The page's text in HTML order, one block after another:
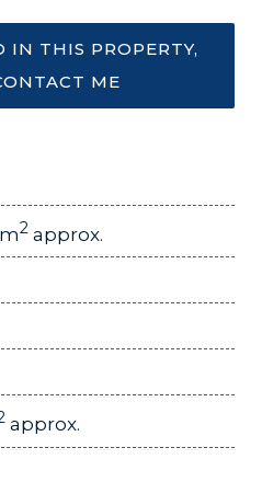
IN THIS PROPERTY,
ME
2 approx.
approx.